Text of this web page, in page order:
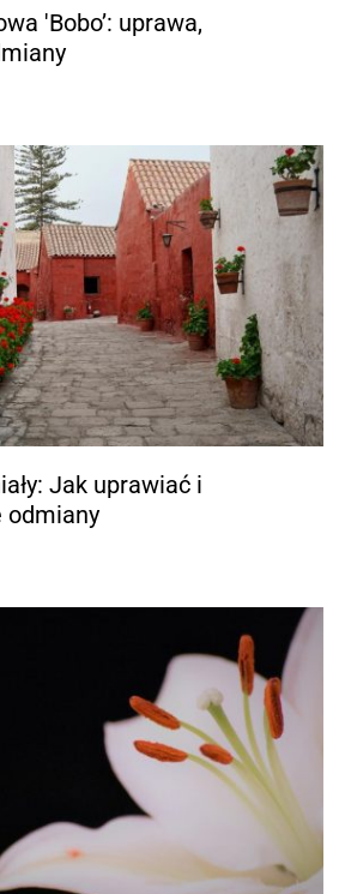
'Bobo’: uprawa,
Jak uprawiać i
odmiany